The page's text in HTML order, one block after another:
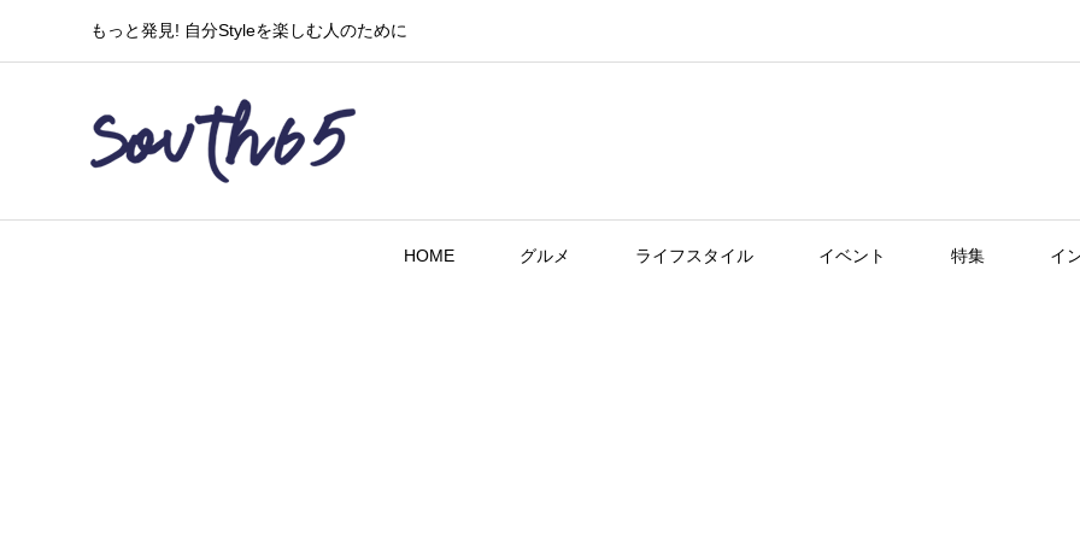
もっと発見! 自分Styleを楽しむ人のために
HOME グルメ ライフスタイル イベント 特集 イ